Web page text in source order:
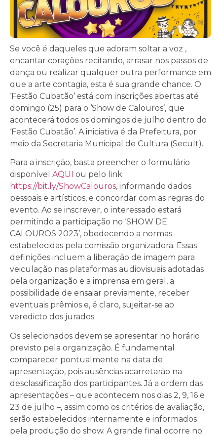
Se você é daqueles que adoram soltar a voz ,
encantar corações recitando, arrasar nos passos de
dança ou realizar qualquer outra performance em
que a arte contagia, esta é sua grande chance. O
‘Festão Cubatão’ está com inscrições abertas até
domingo (25) para o ‘Show de Calouros’, que
acontecerá todos os domingos de julho dentro do
‘Festão Cubatão’. A iniciativa é da Prefeitura, por
meio da Secretaria Municipal de Cultura (Secult).
Para a inscrição, basta preencher o formulário
disponível AQUI ou pelo link
https://bit.ly/ShowCalouros, informando dados
pessoais e artísticos, e concordar com as regras do
evento. Ao se inscrever, o interessado estará
permitindo a participação no ‘SHOW DE
CALOUROS 2023’, obedecendo a normas
estabelecidas pela comissão organizadora. Essas
definições incluem a liberação de imagem para
veiculação nas plataformas audiovisuais adotadas
pela organização e a imprensa em geral, a
possibilidade de ensaiar previamente, receber
eventuais prêmios e, é claro, sujeitar-se ao
veredicto dos jurados.
Os selecionados devem se apresentar no horário
previsto pela organização. É fundamental
comparecer pontualmente na data de
apresentação, pois ausências acarretarão na
desclassificação dos participantes. Já a ordem das
apresentações – que acontecem nos dias 2, 9, 16 e
23 de julho –, assim como os critérios de avaliação,
serão estabelecidos internamente e informados
pela produção do show. A grande final ocorre no